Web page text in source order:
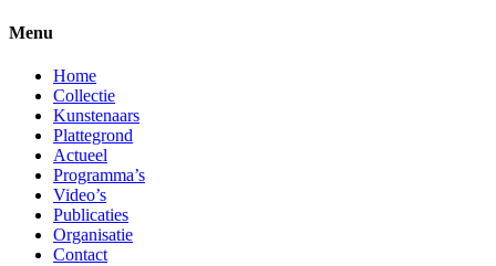
Menu
Home
Collectie
Kunstenaars
Plattegrond
Actueel
Programma’s
Video’s
Publicaties
Organisatie
Contact